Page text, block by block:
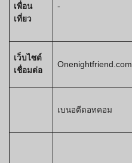
เพื่อน
เที่ยว
-
เว็บไซต์
เชื่อมต่อ
Onenightfriend.com
เบนอตีดอทคอม